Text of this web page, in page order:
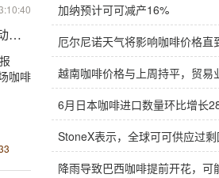
欧洲市场咖啡增长
咖啡
加纳预计可可减产16%
厄尔尼诺天气将影响咖啡价格直
越南咖啡价格与上周持平，贸易
6月日本咖啡进口数量环比增长